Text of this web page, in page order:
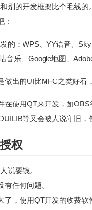
别的开发框架比个毛线
：
的：WPS、YY语音、
音乐、Google地图、
做出的UI比MFC之类好看
在使用QT来开发，如
等又会被人说守旧，
权
说要钱。
任何问题。
了，使用QT开发的收费软